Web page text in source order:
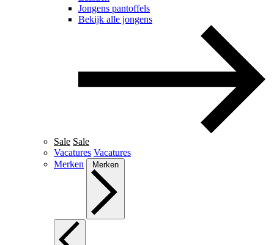
Jongens pantoffels
Bekijk alle jongens
Sale Sale
Vacatures Vacatures
Merken
Merken